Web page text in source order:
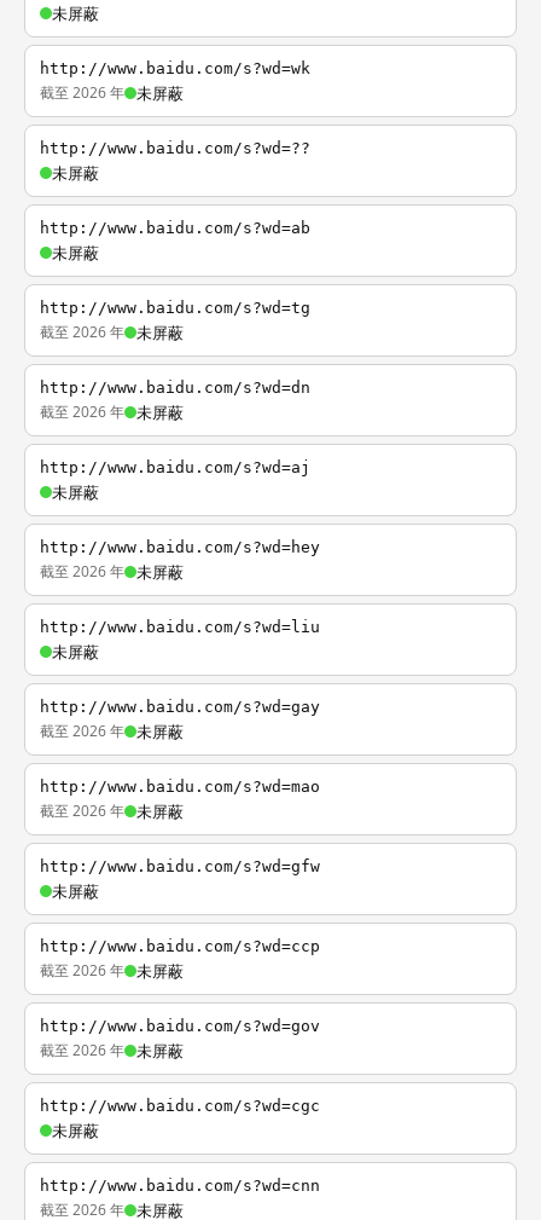
未屏蔽
http://www.baidu.com/s?wd=wk
截至 2026 年 未屏蔽
http://www.baidu.com/s?wd=??
未屏蔽
http://www.baidu.com/s?wd=ab
未屏蔽
http://www.baidu.com/s?wd=tg
截至 2026 年 未屏蔽
http://www.baidu.com/s?wd=dn
截至 2026 年 未屏蔽
http://www.baidu.com/s?wd=aj
未屏蔽
http://www.baidu.com/s?wd=hey
截至 2026 年 未屏蔽
http://www.baidu.com/s?wd=liu
未屏蔽
http://www.baidu.com/s?wd=gay
截至 2026 年 未屏蔽
http://www.baidu.com/s?wd=mao
截至 2026 年 未屏蔽
http://www.baidu.com/s?wd=gfw
未屏蔽
http://www.baidu.com/s?wd=ccp
截至 2026 年 未屏蔽
http://www.baidu.com/s?wd=gov
截至 2026 年 未屏蔽
http://www.baidu.com/s?wd=cgc
未屏蔽
http://www.baidu.com/s?wd=cnn
截至 2026 年 未屏蔽